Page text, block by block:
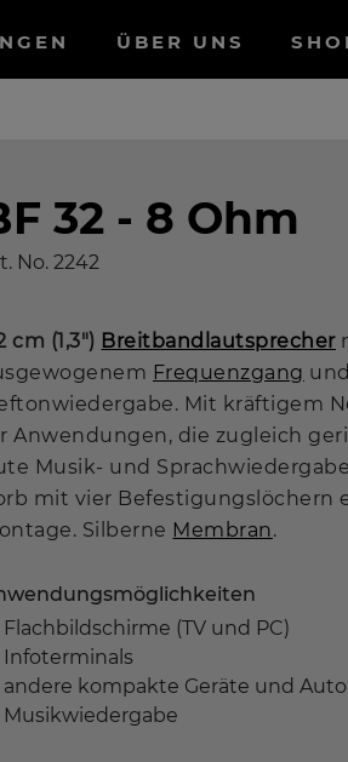
ÜBER UNS
32 - 8 Ohm
No. 2242
cm (1,3") Breitbandlautsprecher
Frequenzgang
Mit kräftigem
Anwendungen, die zugleich
Musik- und
mit vier Befestigungslöchern
Silberne Membran.
Flachbildschirme (TV und PC)
Infoterminals
andere kompakte Geräte und
Musikwiedergabe